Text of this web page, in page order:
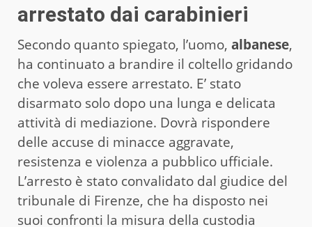
arrestato dai carabinieri
Secondo quanto spiegato, l’uomo, albanese,
ha continuato a brandire il coltello gridando
che voleva essere arrestato. E’ stato
disarmato solo dopo una lunga e delicata
attività di mediazione. Dovrà rispondere
delle accuse di minacce aggravate,
resistenza e violenza a pubblico ufficiale.
L’arresto è stato convalidato dal giudice del
tribunale di Firenze, che ha disposto nei
suoi confronti la misura della custodia